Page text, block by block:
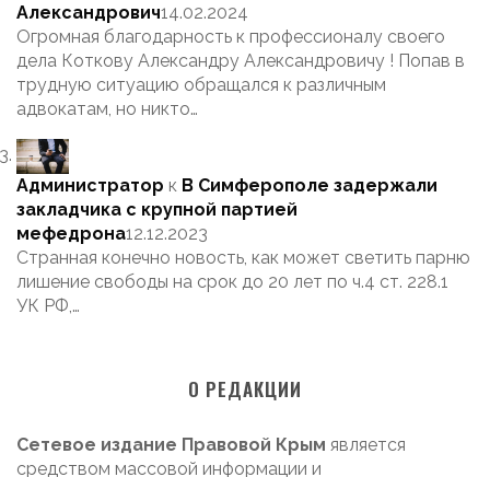
Александрович14.02.2024
Огромная благодарность к профессионалу своего
дела Коткову Александру Александровичу ! Попав в
трудную ситуацию обращался к различным
адвокатам, но никто…
Администратор к В Симферополе задержали
закладчика с крупной партией
мефедрона12.12.2023
Странная конечно новость, как может светить парню
лишение свободы на срок до 20 лет по ч.4 ст. 228.1
УК РФ,…
О РЕДАКЦИИ
Сетевое издание Правовой Крым является
средством массовой информации и